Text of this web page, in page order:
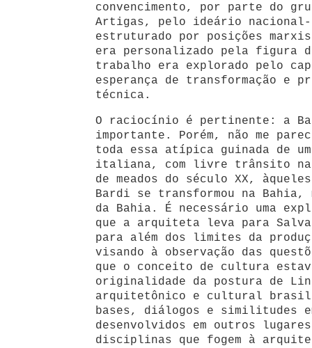
convencimento, por parte do
Artigas, pelo ideário nacional-
estruturado por posições
era personalizado pela figura
trabalho era explorado pelo
esperança de transformação e
técnica.
O raciocínio é pertinente: a
importante. Porém, não me
toda essa atípica guinada de
italiana, com livre trânsito
de meados do século XX,
Bardi se transformou na Bahia,
da Bahia. É necessário uma
que a arquiteta leva para
para além dos limites da
visando à observação das
que o conceito de cultura
originalidade da postura de
arquitetônico e cultural
bases, diálogos e similitudes
desenvolvidos em outros
disciplinas que fogem à